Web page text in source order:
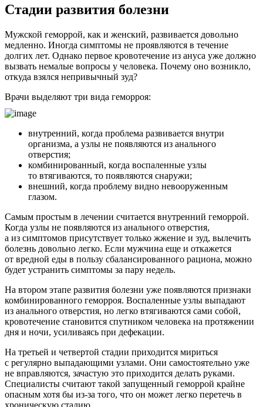
Стадии развития болезни
Мужской геморрой, как и женский, развивается довольно
медленно. Иногда симптомы не проявляются в течение
долгих лет. Однако первое кровотечение из ануса уже должно
вызвать немалые вопросы у человека. Почему оно возникло,
откуда взялся непривычный зуд?
Врачи выделяют три вида геморроя:
внутренний, когда проблема развивается внутри
организма, а узлы не появляются из анального
отверстия;
комбинированный, когда воспаленные узлы
то втягиваются, то появляются снаружи;
внешний, когда проблему видно невооруженным
глазом.
Самым простым в лечении считается внутренний геморрой.
Когда узлы не появляются из анального отверстия,
а из симптомов присутствует только жжение и зуд, вылечить
болезнь довольно легко. Если мужчина еще и откажется
от вредной еды в пользу сбалансированного рациона, можно
будет устранить симптомы за пару недель.
На втором этапе развития болезни уже появляются признаки
комбинированного геморроя. Воспаленные узлы выпадают
из анального отверстия, но легко втягиваются сами собой,
кровотечение становится спутником человека на протяжении
дня и ночи, усиливаясь при дефекации.
На третьей и четвертой стадии приходится мириться
с регулярно выпадающими узлами. Они самостоятельно уже
не вправляются, зачастую это приходится делать руками.
Специалисты считают такой запущенный геморрой крайне
опасным хотя бы из-за того, что он может легко перетечь в